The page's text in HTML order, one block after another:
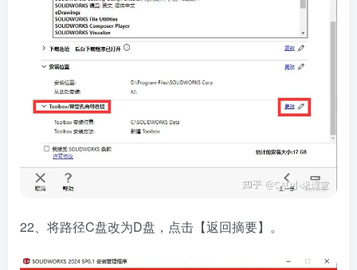
22、将路径C盘改为D盘，点击【返回摘要】。